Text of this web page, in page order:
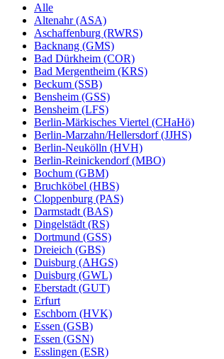
Alle
Altenahr (ASA)
Aschaffenburg (RWRS)
Backnang (GMS)
Bad Dürkheim (COR)
Bad Mergentheim (KRS)
Beckum (SSB)
Bensheim (GSS)
Bensheim (LFS)
Berlin-Märkisches Viertel (CHaHö)
Berlin-Marzahn/Hellersdorf (JJHS)
Berlin-Neukölln (HVH)
Berlin-Reinickendorf (MBO)
Bochum (GBM)
Bruchköbel (HBS)
Cloppenburg (PAS)
Darmstadt (BAS)
Dingelstädt (RS)
Dortmund (GSS)
Dreieich (GBS)
Duisburg (AHGS)
Duisburg (GWL)
Eberstadt (GUT)
Erfurt
Eschborn (HVK)
Essen (GSB)
Essen (GSN)
Esslingen (ESR)